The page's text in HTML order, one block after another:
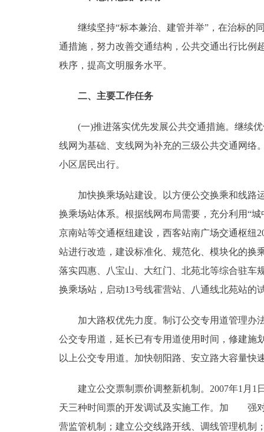
走进北京
多语种
ENGLISH
ESPAÑOL
ITALIANO
继续坚持“标本兼治、建管并举”，在治标的同
通措施，努力改善交通结构，公共交通出行比例
秩序，提高文明服务水平。
二、主要工作任务
(一)推进落实优先发展公共交通措施。继续优
线网为基础、支线网为补充的三级公共交通网络
小区居民出行。
加快换乘场站建设。以方便公交换乘和线路运
换乘场站体系。根据线网布局需要，充分利用“
京南站等交通枢纽建设，西客站南广场交通枢纽
站进行改造，建设标准化、规范化、模块化的换
落实四惠、八宝山、大红门、北苑北等综合驻车
换乘场站，启动13号线霍营站、八通线北苑站的
加大路权优先力度。制订公交专用道管理办法
公交专用道，延长已有专用道使用时间，修建施
以上公交专用道。加快朝阳路、安立路大容量快
建立公交票制票价调整新机制。2007年1月1日
天三种时间票的开发调试及实施工作。加 强对
营监管机制；建立公交线路开线、调线管理机制